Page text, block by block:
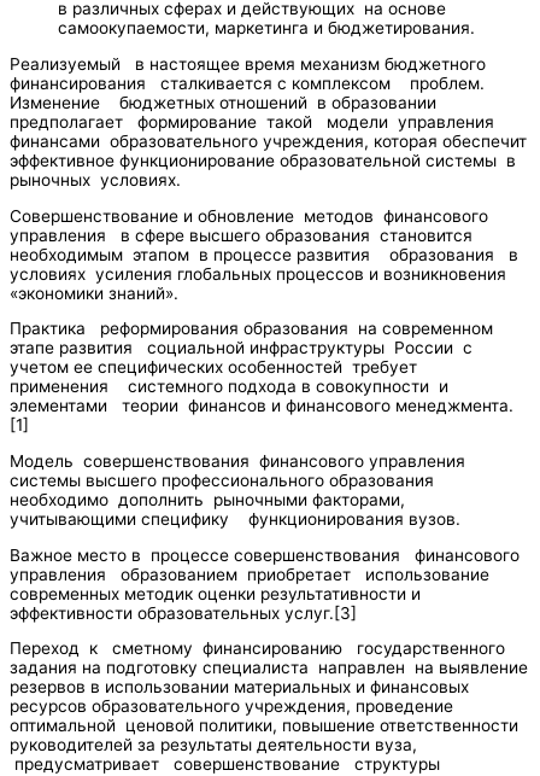
в различных сферах и действующих на основе
самоокупаемости, маркетинга и бюджетирования.
Реализуемый в настоящее время механизм бюджетного
финансирования сталкивается с комплексом проблем.
Изменение бюджетных отношений в образовании
предполагает формирование такой модели управления
финансами образовательного учреждения, которая обеспечит
эффективное функционирование образовательной системы в
рыночных условиях.
Совершенствование и обновление методов финансового
управления в сфере высшего образования становится
необходимым этапом в процессе развития образования в
условиях усиления глобальных процессов и возникновения
«экономики знаний».
Практика реформирования образования на современном
этапе развития социальной инфраструктуры России с
учетом ее специфических особенностей требует
применения системного подхода в совокупности и
элементами теории финансов и финансового менеджмента.
[1]
Модель совершенствования финансового управления
системы высшего профессионального образования
необходимо дополнить рыночными факторами,
учитывающими специфику функционирования вузов.
Важное место в процессе совершенствования финансового
управления образованием приобретает использование
современных методик оценки результативности и
эффективности образовательных услуг.[3]
Переход к сметному финансированию государственного
задания на подготовку специалиста направлен на выявление
резервов в использовании материальных и финансовых
ресурсов образовательного учреждения, проведение
оптимальной ценовой политики, повышение ответственности
руководителей за результаты деятельности вуза,
предусматривает совершенствование структуры